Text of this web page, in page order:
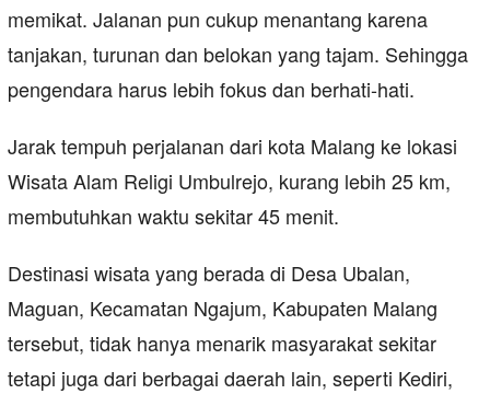
memikat. Jalanan pun cukup menantang karena
tanjakan, turunan dan belokan yang tajam. Sehingga
pengendara harus lebih fokus dan berhati-hati.
Jarak tempuh perjalanan dari kota Malang ke lokasi
Wisata Alam Religi Umbulrejo, kurang lebih 25 km,
membutuhkan waktu sekitar 45 menit.
Destinasi wisata yang berada di Desa Ubalan,
Maguan, Kecamatan Ngajum, Kabupaten Malang
tersebut, tidak hanya menarik masyarakat sekitar
tetapi juga dari berbagai daerah lain, seperti Kediri,